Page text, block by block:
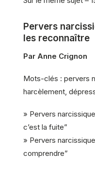
Pervers
les reconnaître
Par Anne Crignon
Mots-clés : pervers
harcèlement,
» Pervers
c’est la fuite”
» Pervers
comprendre”